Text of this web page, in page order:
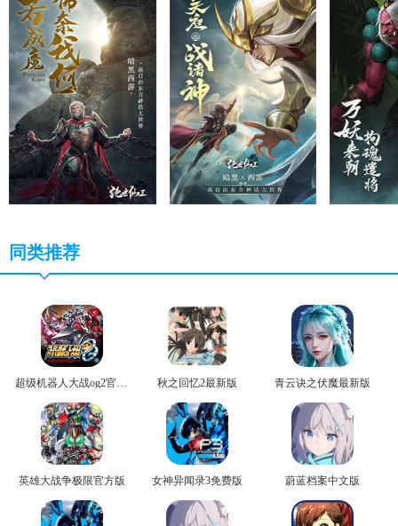
同类推荐
超级机器人大战og2官方版 秋之回忆2最新版 青云诀之伏魔最新版
英雄大战争极限官方版 女神异闻录3免费版 蔚蓝档案中文版